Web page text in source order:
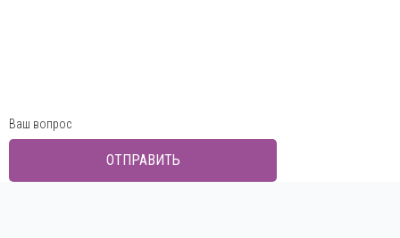
Ваш вопрос
ОТПРАВИТЬ